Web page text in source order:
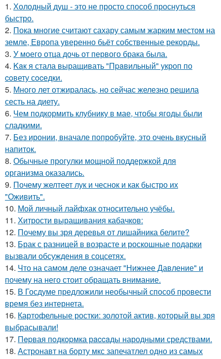
1. Холодный душ - это не просто способ проснуться
быстро.
2. Пока многие считают сахару самым жарким местом на
земле, Европа уверенно бьёт собственные рекорды.
3. У моего отца дочь от первого брака была.
4. Kaк я стала выращивать "Пpaвильный" укроп по
coвету сocедки.
5. Много лет отжиралась, но сейчас железно решила
сесть на диету.
6. Чем подкормить клубнику в мае, чтобы ягоды были
сладкими.
7. Без иронии, вначале попробуйте, это очень вкусный
напиток.
8. Обычные прогулки мощной поддержкой для
организма оказались.
9. Почему желтеет лук и чеснок и как быстро их
"Оживить".
10. Мой личный лайфхак относительно учёбы.
11. Хитрости выращивания кабачков:
12. Почему вы зря деревья от лишайника белите?
13. Брак с разницей в возрасте и роскошные подарки
вызвали обсуждения в соцсетях.
14. Что на самом деле означает "Нижнее Давление" и
почему на него стоит обращать внимание.
15. В Госдуме предложили необычный способ провести
время без интернета.
16. Картофельные ростки: золотой актив, который вы зря
выбрасывали!
17. Пepвая пoдкopмка рaccaды народными средствами.
18. Астронавт на борту мкс запечатлел одно из самых